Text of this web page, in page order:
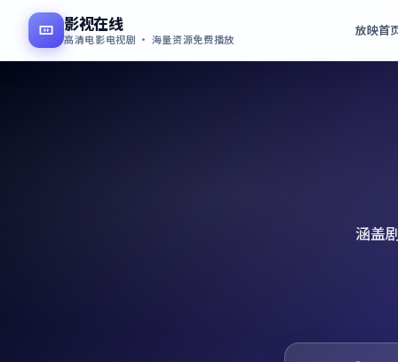
影视在线
高清电影电视剧 · 海量资源免费播放
放映首
涵盖